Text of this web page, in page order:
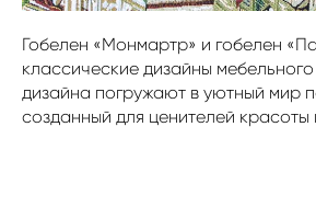
Гобелен «Монмартр» и гобелен
классические дизайны
дизайна погружают в уютный мир
созданный для ценителей